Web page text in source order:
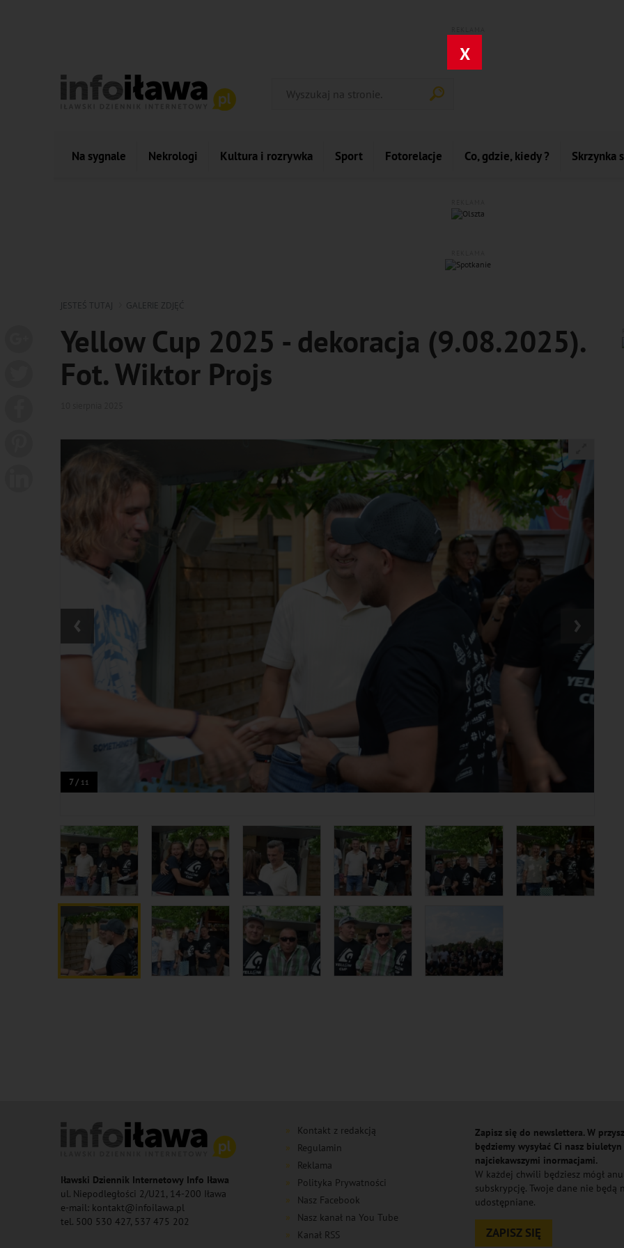
X
Na sygnale Nekrologi Kultura i rozrywka Sport Fotorelacje Co, gdzie, kiedy ? Skrzynka
JESTEŚ TUTAJ GALERIE ZDJĘĆ
Yellow Cup 2025 - dekoracja (9.08.2025).
Fot. Wiktor Projs
7 / 11
‹ ›
Iławski Dziennik Internetowy Info Iława
ul. Niepodległości 2/U21, 14-200 Iława
e-mail: kontakt@infoilawa.pl
tel. 500 530 427, 537 475 202
Kontakt z redakcją
Regulamin
Reklama
Polityka Prywatności
Nasz Facebook
Nasz kanał na You Tube
Kanał RSS
Zapisz się do newslettera. W
będziemy wysyłać Ci nasz biuletyn
najciekawszymi inormacjami.
W każdej chwili będziesz mógł
subskrypcję. Twoje dane nie będą
udostępniane.
ZAPISZ SIĘ